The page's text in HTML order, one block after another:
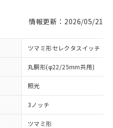
情報更新：2026/05/21
ツマミ形セレクタスイッチ
丸胴形(φ22/25mm共用)
照光
3ノッチ
ツマミ形